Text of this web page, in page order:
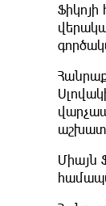
Միայն